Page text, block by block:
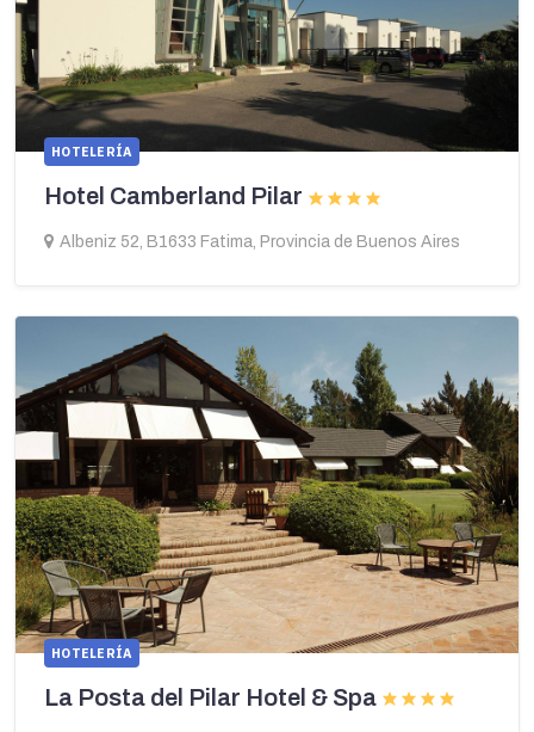
HOTELERÍA
Hotel Camberland Pilar
Albeniz 52, B1633 Fatima, Provincia de Buenos Aires
HOTELERÍA
La Posta del Pilar Hotel & Spa